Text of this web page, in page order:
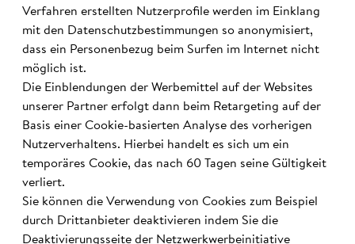
Verfahren erstellten Nutzerprofile werden im Einklang
mit den Datenschutzbestimmungen so anonymisiert,
dass ein Personenbezug beim Surfen im Internet nicht
möglich ist.
Die Einblendungen der Werbemittel auf der Websites
unserer Partner erfolgt dann beim Retargeting auf der
Basis einer Cookie-basierten Analyse des vorherigen
Nutzerverhaltens. Hierbei handelt es sich um ein
temporäres Cookie, das nach 60 Tagen seine Gültigkeit
verliert.
Sie können die Verwendung von Cookies zum Beispiel
durch Drittanbieter deaktivieren indem Sie die
Deaktivierungsseite der Netzwerkwerbeinitiative